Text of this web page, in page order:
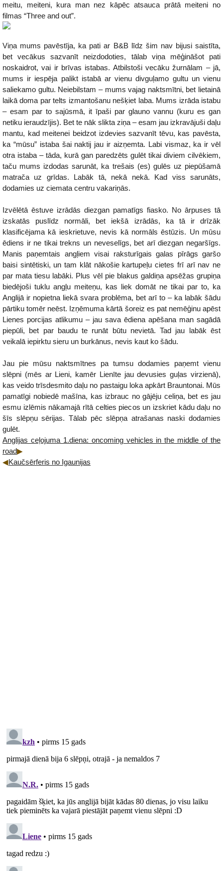
meitu, meiteni, kura man nez kāpēc atsauca prātā meiteni no
filmas “Three and out”.
Viņa mums pavēstīja, ka pati ar B&B līdz šim nav bijusi saistīta,
bet vecākus sazvanīt neizdodoties, tālab viņa mēģināšot pati
noskaidrot, vai ir brīvas istabas. Atbilstoši vecāku žurnālam – jā,
mums ir iespēja palikt istabā ar vienu divguļamo gultu un vienu
saliekamo gultu. Neiebilstam – mums vajag naktsmītni, bet lietainā
laikā doma par telts izmantošanu nešķiet laba. Mums izrāda istabu
– esam par to sajūsmā, it īpaši par glauno vannu (kuru es gan
netiku ieraudzījis). Bet te nāk slikta ziņa – esam jau izkravājuši daļu
mantu, kad meitenei beidzot izdevies sazvanīt tēvu, kas pavēsta,
ka “mūsu” istaba šai naktij jau ir aizņemta. Labi vismaz, ka ir vēl
otra istaba – tāda, kurā gan paredzēts gulēt tikai diviem cilvēkiem,
taču mums izdodas sarunāt, ka trešais (es) gulēs uz piepūšamā
matrača uz grīdas. Labāk tā, nekā nekā. Kad viss sarunāts,
dodamies uz ciemata centru vakariņās.
Izvēlētā ēstuve izrādās diezgan pamatīgs fiasko. No ārpuses tā
izskatās puslīdz normāli, bet iekšā izrādās, ka tā ir drīzāk
klasificējama kā ieskrietuve, nevis kā normāls ēstūzis. Un mūsu
ēdiens ir ne tikai trekns un neveselīgs, bet arī diezgan negaršīgs.
Manis paņemtais angļiem visai raksturīgais galas pīrāgs garšo
baisi sintētiski, un tam klāt nākošie kartupeļu cietes frī arī nav ne
par mata tiesu labāki. Plus vēl pie blakus galdiņa apsēžas grupiņa
biedējoši tuklu angļu meiteņu, kas liek domāt ne tikai par to, ka
Anglijā ir nopietna liekā svara problēma, bet arī to – ka labāk šādu
pārtiku tomēr neēst. Izņēmuma kārtā šoreiz es pat nemēģinu apēst
Lienes porcijas atlikumu – jau sava ēdiena apēšana man sagādā
piepūli, bet par baudu te runāt būtu nevietā. Tad jau labāk ēst
veikalā iepirktu sieru un burkānus, nevis kaut ko šādu.
Jau pie mūsu naktsmītnes pa tumsu dodamies paņemt vienu
slēpni (mēs ar Lieni, kamēr Lienīte jau devusies guļas virzienā),
kas veido trīsdesmito daļu no pastaigu loka apkārt Brauntonai. Mūs
pamatīgi nobiedē mašīna, kas izbrauc no gājēju celiņa, bet es jau
esmu izlēmis nākamajā rītā celties piecos un izskriet kādu daļu no
šīs slēpņu sērijas. Tālab pēc slēpņa atrašanas naski dodamies
gulēt.
Anglijas ceļojuma 1.diena: oncoming vehicles in the middle of the
road
Kaučsērferis no Igaunijas